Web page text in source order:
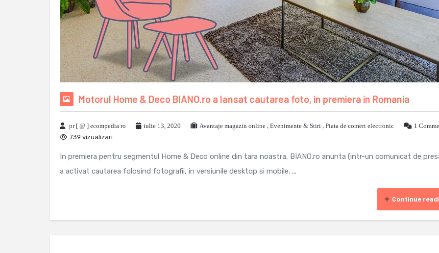
Motorul Home & Deco BIANO.ro a lansat cautarea foto, in premiera in Romania
pr [ @ ] ecompedia ro iulie 13, 2020 Avantaje magazin online , Evenimente & Stiri , Piata de comert electronic
1
739 vizualizari
In premiera pentru segmentul Home & Deco online din tara noastra, BIANO.ro anunta (intr-un comunicat de
a activat cautarea folosind fotografii, in versiunile desktop si mobile. ...
Continue